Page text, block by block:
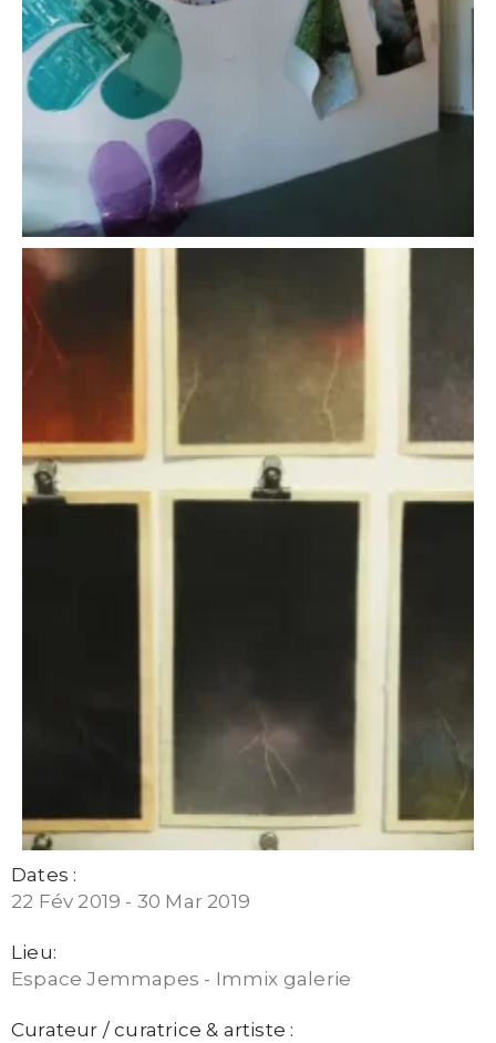
Dates :
22 Fév 2019 - 30 Mar 2019
Lieu:
Espace Jemmapes - Immix galerie
Curateur / curatrice & artiste :